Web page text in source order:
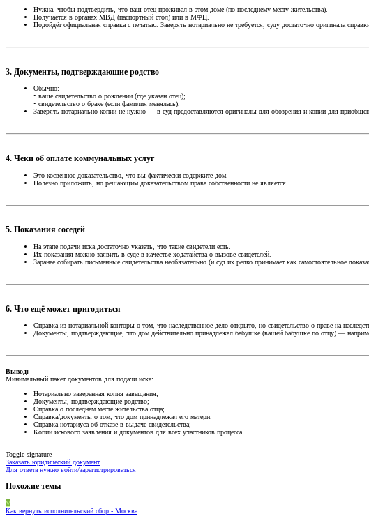
Нужна, чтобы подтвердить, что ваш отец проживал в этом доме (по последнему месту жительства).
Получается в органах МВД (паспортный стол) или в МФЦ.
Подойдёт официальная справка с печатью. Заверять нотариально не требуется, суду достаточно оригинала
3. Документы, подтверждающие родство
Обычно:
• ваше свидетельство о рождении (где указан отец);
• свидетельство о браке (если фамилия менялась).
Заверять нотариально копии не нужно — в суд предоставляются оригиналы для обозрения и копии для
4. Чеки об оплате коммунальных услуг
Это косвенное доказательство, что вы фактически содержите дом.
Полезно приложить, но решающим доказательством права собственности не является.
5. Показания соседей
На этапе подачи иска достаточно указать, что такие свидетели есть.
Их показания можно заявить в суде в качестве ходатайства о вызове свидетелей.
Заранее собирать письменные свидетельства необязательно (и суд их редко принимает как самостоятельное
6. Что ещё может пригодиться
Справка из нотариальной конторы о том, что наследственное дело открыто, но свидетельство о праве на
Документы, подтверждающие, что дом действительно принадлежал бабушке (вашей бабушке по отцу) —
Вывод:
Минимальный пакет документов для подачи иска:
Нотариально заверенная копия завещания;
Документы, подтверждающие родство;
Справка о последнем месте жительства отца;
Справка/документы о том, что дом принадлежал его матери;
Справка нотариуса об отказе в выдаче свидетельства;
Копии искового заявления и документов для всех участников процесса.
Toggle signature
Заказать юридический документ
Для ответа нужно войти/зарегистрироваться
Похожие темы
V
Как вернуть исполнительский сбор - Москва